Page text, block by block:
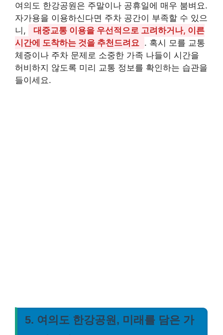
여의도 한강공원은 주말이나 공휴일에 매우 붐벼요.
자가용을 이용하신다면 주차 공간이 부족할 수 있으
니,
대중교통 이용을 우선적으로 고려하거나, 이른
시간에 도착하는 것을 추천드려요 . 혹시 모를 교통
체증이나 주차 문제로 소중한 가족 나들이 시간을
허비하지 않도록 미리 교통 정보를 확인하는 습관을
들이세요.
5. 여의도 한강공원, 미래를 담은 가